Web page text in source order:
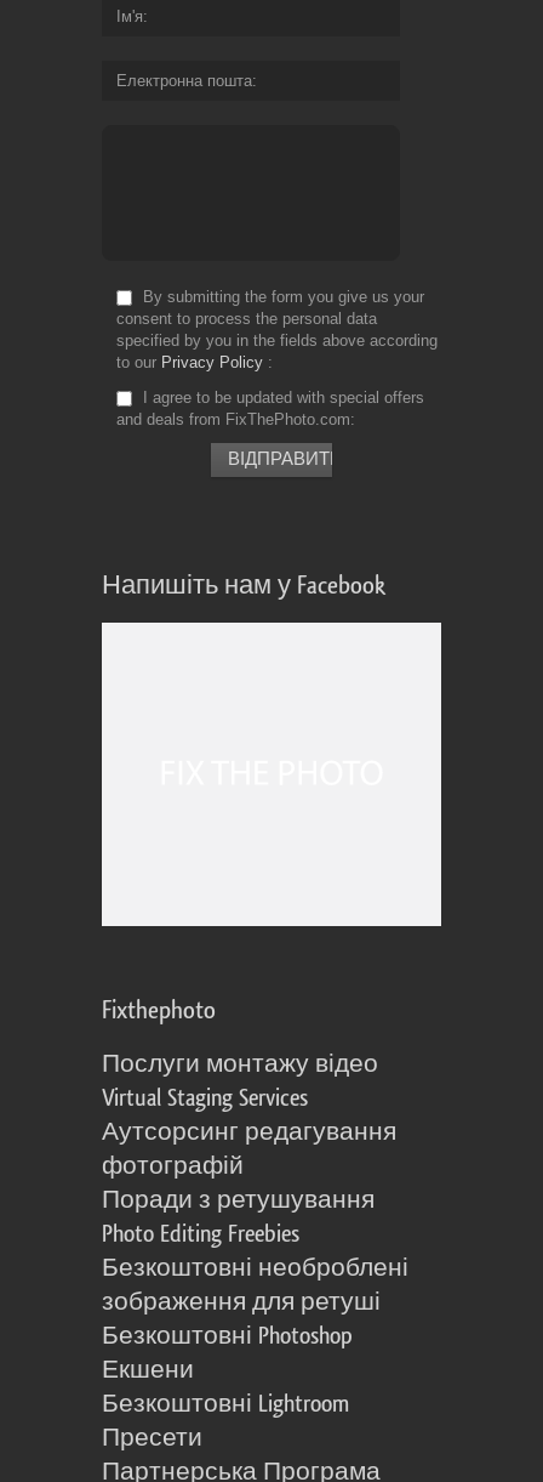
Ім'я
Електронна пошта
By submitting the form you give us your
consent to process the personal data
specified by you in the fields above according
to our Privacy Policy
I agree to be updated with special offers
and deals from FixThePhoto.com
Напишіть нам у Facebook
Fixthephoto
Послуги монтажу відео
Virtual Staging Services
Аутсорсинг редагування
фотографій
Поради з ретушування
Photo Editing Freebies
Безкоштовні необроблені
зображення для ретуші
Безкоштовні Photoshop
Екшени
Безкоштовні Lightroom
Пресети
Партнерська Програма